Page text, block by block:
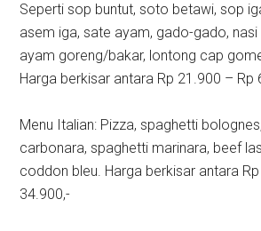
Seperti sop buntut, soto betawi, sop
asem iga, sate ayam, gado-gado, nasi
ayam goreng/bakar, lontong cap
Harga berkisar antara Rp 21.900 – Rp
Menu Italian: Pizza, spaghetti
carbonara, spaghetti marinara, beef
coddon bleu. Harga berkisar antara
34.900,-